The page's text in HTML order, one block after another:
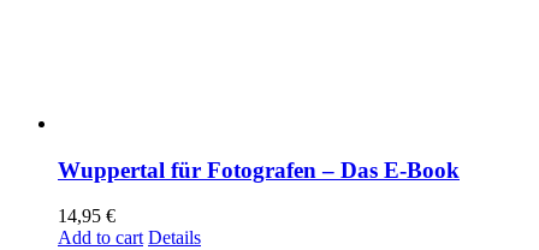
Wuppertal für Fotografen – Das E-Book
14,95 €
Add to cart Details